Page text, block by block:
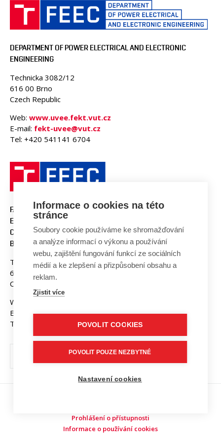
LABORATORIES
DEPARTMENT OF POWER ELECTRICAL AND ELECTRONIC
ENGINEERING
Technicka 3082/12
616 00 Brno
Czech Republic
Web: www.uvee.fekt.vut.cz
E-mail: fekt-uvee@vut.cz
Tel: +420 541141 6704
FACULTY OF ELECTRICAL
ENGINEERING AND
COMMUNICATION
BUT BRNO
Technicka 3058/10
616 00 Brno
Czech Republic
Web:
E-mail:fekt-info@vut.cz
Tel: +420 541 141 111
Prohlášení o přístupnosti
Informace o používání cookies
Informace o cookies na této
stránce
Soubory cookie používáme ke shromažďování
a analýze informací o výkonu a používání
webu, zajištění fungování funkcí ze sociálních
médií a ke zlepšení a přizpůsobení obsahu a
reklam.
Zjistit více
POVOLIT COOKIES
POVOLIT POUZE NEZBYTNÉ
Nastavení cookies